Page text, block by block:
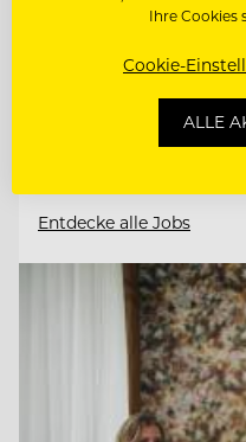
6561 Ischgl, Österreich
Entdecke alle Jobs
Ihre Cookies
Cookie-
ALLE